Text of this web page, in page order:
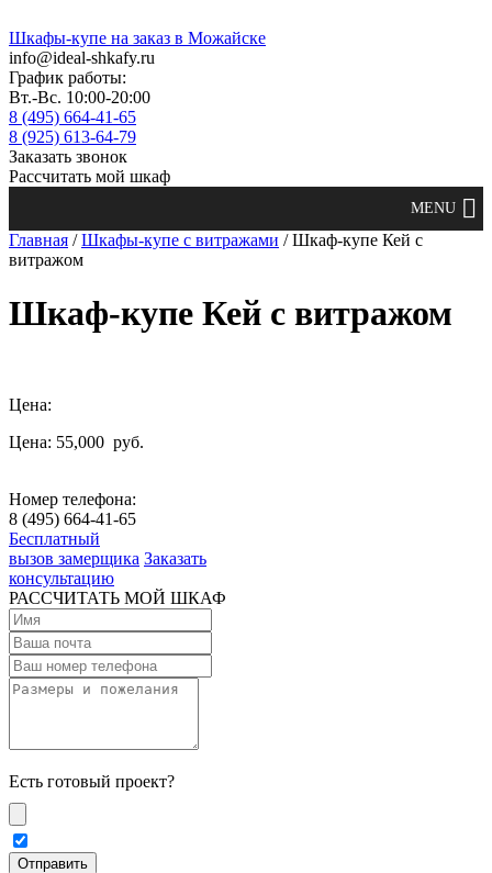
Шкафы-купе на заказ в Можайске
info@ideal-shkafy.ru
График работы:
Вт.-Вс. 10:00-20:00
8 (495) 664-41-65
8 (925) 613-64-79
Заказать звонок
Рассчитать мой шкаф
Главная /Шкафы-купе с витражами / Шкаф-купе Кей с
витражом
Шкаф-купе Кей с витражом
Цена:
Цена: 55,000 руб.
Номер телефона:
8 (495) 664-41-65
Бесплатный
вызов замерщика Заказать
консультацию
РАССЧИТАТЬ МОЙ ШКАФ
Есть готовый проект?